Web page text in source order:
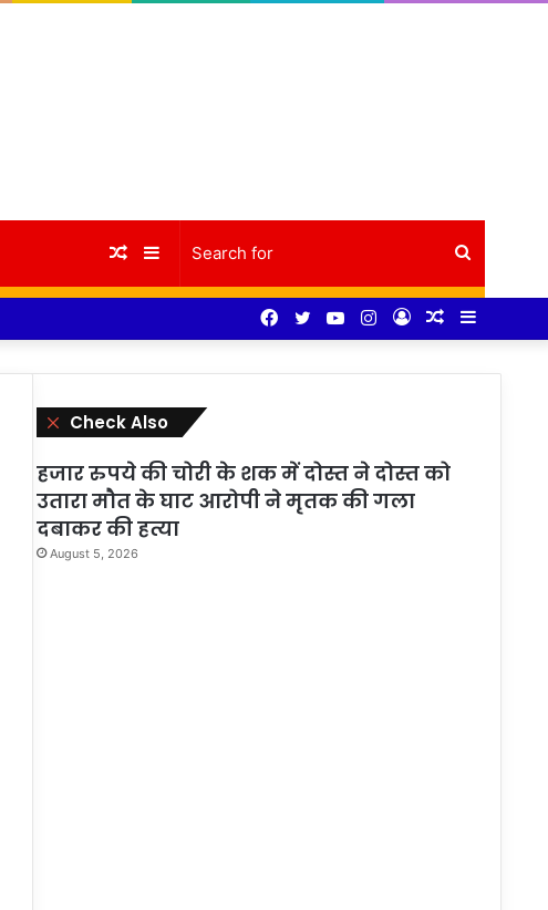
Search
for
Sidebar
Random
Sidebar
Random
Log
Instagram
YouTube
Twitter
Facebook
Check Also
Close
हजार रुपये की चोरी के शक में दोस्त ने दोस्त को
उतारा मौत के घाट आरोपी ने मृतक की गला
दबाकर की हत्या
August 5, 2026